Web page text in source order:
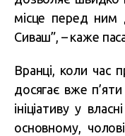
місце перед ним
Сиваш”, – каже
Вранці, коли час
досягає вже
ініціативу у
основному,